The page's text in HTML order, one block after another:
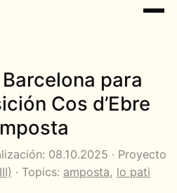
para
Cos d’Ebre
08.10.2025 · Proyecto
· Topics: amposta, lo pati